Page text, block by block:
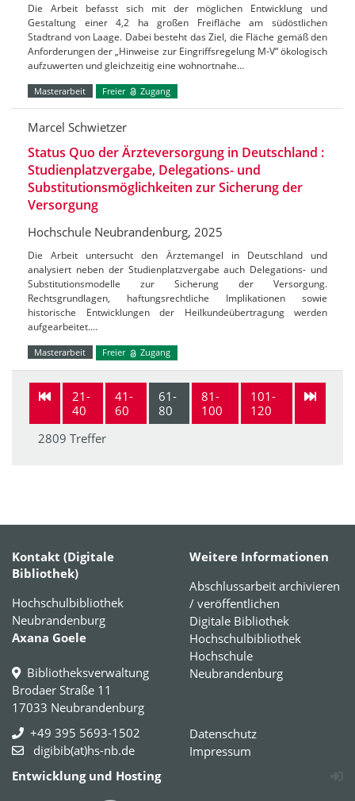
Die Arbeit befasst sich mit der möglichen Entwicklung und
Gestaltung einer 4,2 ha großen Freifläche am südöstlichen
Stadtrand von Laage. Dabei besteht das Ziel, die Fläche gemäß den
Anforderungen der „Hinweise zur Eingriffsregelung M-V“ ökologisch
aufzuwerten und gleichzeitig eine wohnortnahe…
Masterarbeit Freier Zugang
Marcel Schwietzer
Status Quo der Ärzteversorgung in Deutschland :
Studienplatzvergabe, Delegations- und
Substitutionsmöglichkeiten zur Sicherung der
Versorgung
Hochschule Neubrandenburg, 2025
Die Arbeit untersucht den Ärztemangel in Deutschland und
analysiert neben der Studienplatzvergabe auch Delegations- und
Substitutionsmodelle zur Sicherung der Versorgung.
Rechtsgrundlagen, haftungsrechtliche Implikationen sowie
historische Entwicklungen der Heilkundeübertragung werden
aufgearbeitet.…
Masterarbeit Freier Zugang
21-
40
41-
60
61-
80
81-
100
101-
120
2809 Treffer
Kontakt (Digitale
Bibliothek)
Hochschulbibliothek
Neubrandenburg
Axana Goele
Bibliotheksverwaltung
Brodaer Straße 11
17033 Neubrandenburg
+49 395 5693-1502
digibib(at)hs-nb.de
Weitere Informationen
Abschlussarbeit archivieren
/ veröffentlichen
Digitale Bibliothek
Hochschulbibliothek
Hochschule
Neubrandenburg
Datenschutz
Impressum
Entwicklung und Hosting